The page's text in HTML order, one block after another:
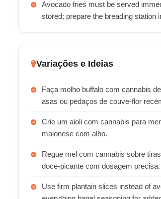
Avocado fries must be served
stored; prepare the breading station
Variações e Ideias
Faça molho buffalo com cannabis
asas ou pedaços de couve-flor
Crie um aioli com cannabis para
maionese com alho.
Regue mel com cannabis sobre
doce-picante com dosagem precisa.
Use firm plantain slices instead of